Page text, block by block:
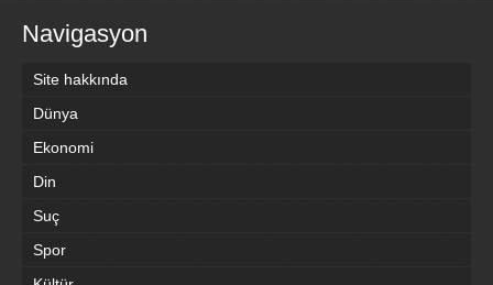
Navigasyon
Site hakkında
Dünya
Ekonomi
Din
Suç
Spor